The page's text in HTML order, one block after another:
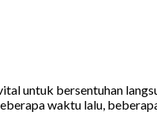
untuk bersentuhan
waktu lalu,